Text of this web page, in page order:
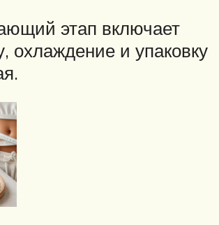
этап включает
охлаждение и упаковку